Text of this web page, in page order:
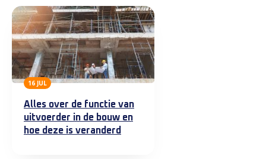
16 JUL
Alles over de functie van
uitvoerder in de bouw en
hoe deze is veranderd